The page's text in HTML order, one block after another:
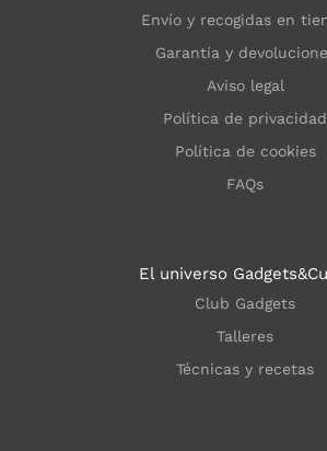
Envío y recogidas en
Garantía y
Aviso legal
Política de privacidad
Política de cookies
FAQs
El universo
Club Gadgets
Talleres
Técnicas y recetas